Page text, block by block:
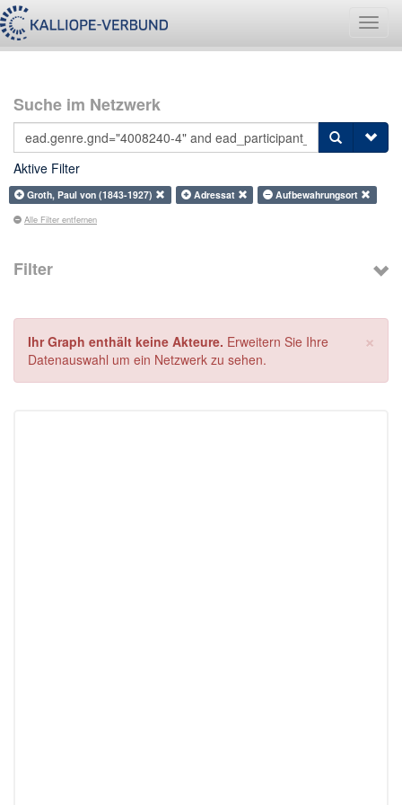
Suche im Netzwerk
Aktive Filter
Groth, Paul von (1843-1927) Adressat Aufbewahrungsort
Alle Filter entfernen
Filter
×
Ihr Graph enthält keine Akteure. Erweitern Sie Ihre
Datenauswahl um ein Netzwerk zu sehen.